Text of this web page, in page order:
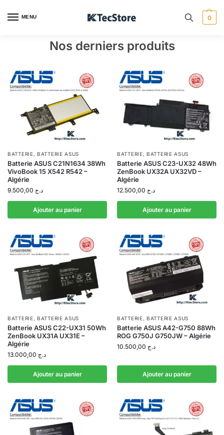
MENU 0
Nos derniers produits
BATTERIE, BATTERIE ASUS
Batterie ASUS C21N1634 38Wh
VivoBook 15 X542 R542 –
Algérie
د.ج
Ajouter au panier
BATTERIE, BATTERIE ASUS
Batterie ASUS C23-UX32 48Wh
ZenBook UX32A UX32VD –
Algérie
د.ج
Ajouter au panier
BATTERIE,BATTERIE ASUS
Batterie ASUS C22-UX31 50Wh
ZenBook UX31A UX31E –
Algérie
د.ج
Ajouter au panier
BATTERIE,BATTERIE ASUS
Batterie ASUS A42-G750 88Wh
ROG G750J G750JW – Algérie
د.ج
Ajouter au panier